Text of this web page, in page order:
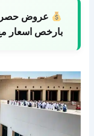
عروض
بارخص اسعار